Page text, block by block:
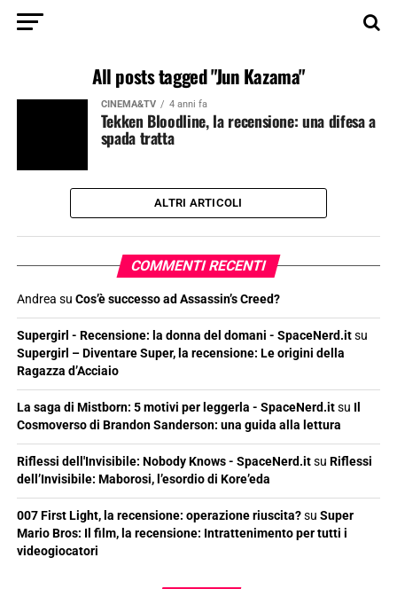
All posts tagged "Jun Kazama"
CINEMA&TV 4 anni fa
Tekken Bloodline, la recensione: una difesa a
spada tratta
ALTRI ARTICOLI
COMMENTI RECENTI
Andrea su Cos’è successo ad Assassin’s Creed?
Supergirl - Recensione: la donna del domani - SpaceNerd.itsu
Supergirl – Diventare Super, la recensione: Le origini della
Ragazza d’Acciaio
La saga di Mistborn: 5 motivi per leggerla - SpaceNerd.itsu Il
Cosmoverso di Brandon Sanderson: una guida alla lettura
Riflessi dell'Invisibile: Nobody Knows - SpaceNerd.itsu Riflessi
dell’Invisibile: Maborosi, l’esordio di Kore’eda
007 First Light, la recensione: operazione riuscita?su Super
Mario Bros: Il film, la recensione: Intrattenimento per tutti i
videogiocatori